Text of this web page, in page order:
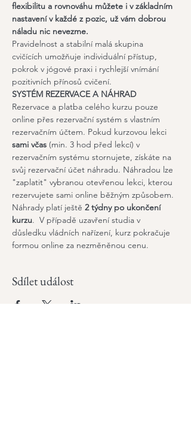
flexibilitu a rovnováhu můžete i v základním
nastavení v každé z pozic, už vám dobrou
náladu nic nevezme.
​Pravidelnost a stabilní malá skupina
cvičících umožňuje individuální přístup,
pokrok v jógové praxi i rychlejší vnímání
pozitivních přínosů cvičení.
SYSTÉM REZERVACE A NÁHRAD
Rezervace a platba celého kurzu pouze
online přes rezervační systém s vlastním
rezervačním účtem. Pokud kurzovou lekci
sami včas (min. 3 hod před lekcí) v
rezervačním systému stornujete, získáte na
svůj rezervační účet náhradu. Náhradou lze
"zaplatit" vybranou otevřenou lekci, kterou
rezervujete sami online běžným způsobem.
Náhrady platí ještě 2 týdny po ukončení
kurzu.  V případě uzavření studia v
důsledku vládních nařízení, kurz pokračuje
formou online za nezměněnou cenu.
Sdílet událost